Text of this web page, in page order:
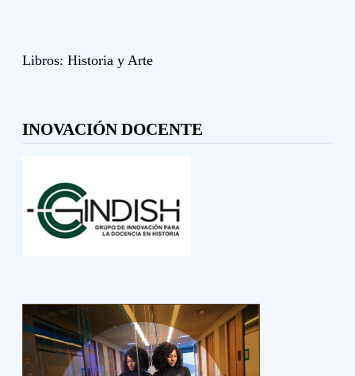
Libros: Historia y Arte
INOVACIÓN DOCENTE